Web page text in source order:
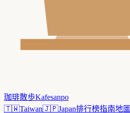
珈琲散歩Kafesanpo
🇹🇼Taiwan🇯🇵Japan排行榜指南地圖